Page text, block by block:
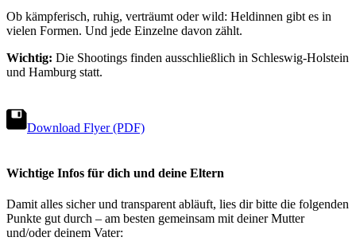
Ob kämpferisch, ruhig, verträumt oder wild: Heldinnen gibt es in
vielen Formen. Und jede Einzelne davon zählt.
Wichtig: Die Shootings finden ausschließlich in Schleswig-Holstein
und Hamburg statt.
Download Flyer (PDF)
Wichtige Infos für dich und deine Eltern
Damit alles sicher und transparent abläuft, lies dir bitte die folgenden
Punkte gut durch – am besten gemeinsam mit deiner Mutter
und/oder deinem Vater: